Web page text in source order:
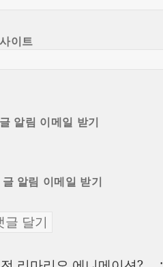
이트
알림 이메일 받기
알림 이메일 받기